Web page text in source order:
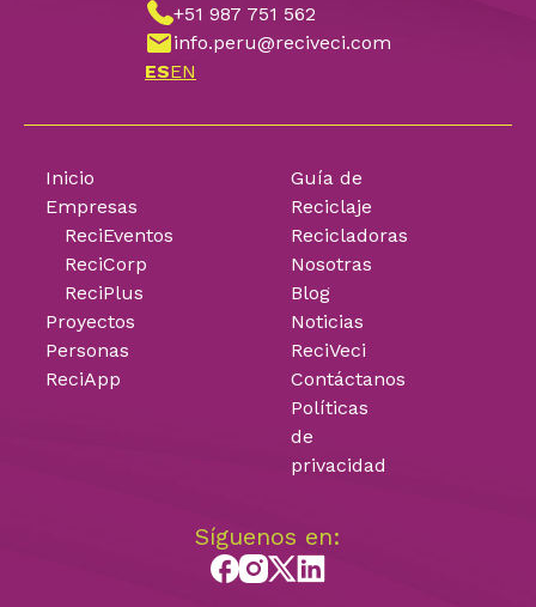
+51 987 751 562
info.peru@reciveci.com
ESEN
Inicio
Empresas
ReciEventos
ReciCorp
ReciPlus
Proyectos
Personas
ReciApp
Guía de
Reciclaje
Recicladoras
Nosotras
Blog
Noticias
ReciVeci
Contáctanos
Políticas
de
privacidad
Síguenos en: